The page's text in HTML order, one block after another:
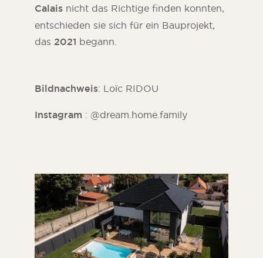
Lassen Sie sich von der Ästhetik und den
Texturen von ORSOL inspirieren.
Calais nicht das Richtige finden konnten,
entschieden sie sich für ein Bauprojekt,
das 2021 begann.
Bildnachweis: Loïc RIDOU
Instagram : @dream.home.family